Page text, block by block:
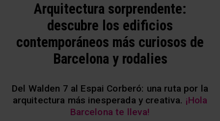
Arquitectura sorprendente:
descubre los edificios
contemporáneos más curiosos de
Barcelona y rodalies
Del Walden 7 al Espai Corberó: una ruta por la
arquitectura más inesperada y creativa. ¡Hola
Barcelona te lleva!